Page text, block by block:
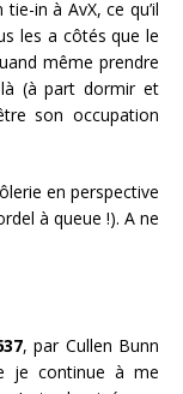
in à AvX, ce qu’il
les a côtés que le
même prendre
(à part dormir et
son occupation
en perspective
à queue !). A ne
, par Cullen Bunn
je continue à me